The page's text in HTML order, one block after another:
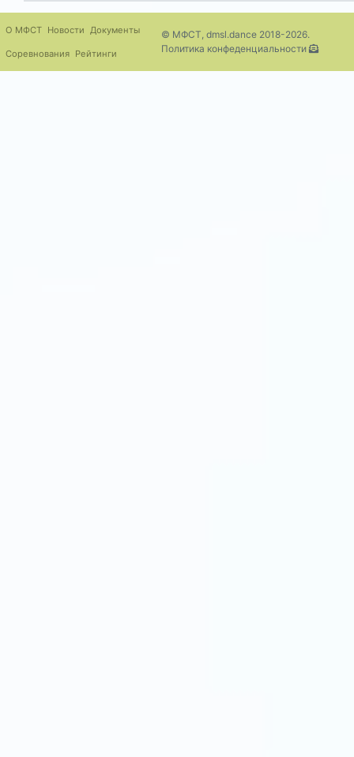
О МФСТ Новости Документы
Соревнования Рейтинги
© МФСТ, dmsl.dance 2018-2026.
Политика конфеденциальности